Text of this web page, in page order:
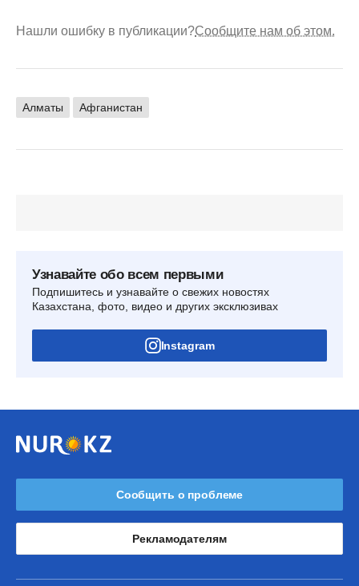
Нашли ошибку в публикации?Сообщите нам об этом.
Алматы Афганистан
Узнавайте обо всем первыми
Подпишитесь и узнавайте о свежих новостях
Казахстана, фото, видео и других эксклюзивах
Instagram
Сообщить о проблеме
Рекламодателям